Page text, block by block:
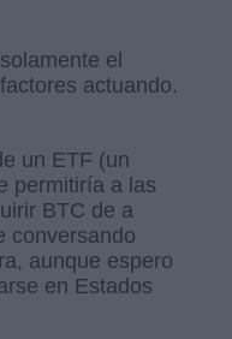
el
actuando.
un ETF (un
permitiría a las
BTC de a
conversando
aunque espero
en Estados